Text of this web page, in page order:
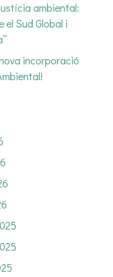
ambiental:
el Sud Global i
incorporació